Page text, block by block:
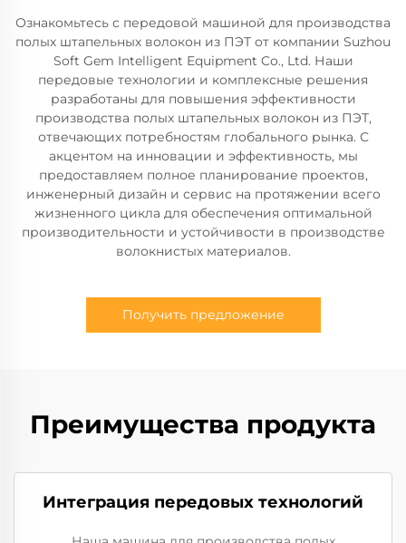
Ознакомьтесь с передовой машиной для производства
полых штапельных волокон из ПЭТ от компании Suzhou
Soft Gem Intelligent Equipment Co., Ltd. Наши
передовые технологии и комплексные решения
разработаны для повышения эффективности
производства полых штапельных волокон из ПЭТ,
отвечающих потребностям глобального рынка. С
акцентом на инновации и эффективность, мы
предоставляем полное планирование проектов,
инженерный дизайн и сервис на протяжении всего
жизненного цикла для обеспечения оптимальной
производительности и устойчивости в производстве
волокнистых материалов.
Получить предложение
Преимущества продукта
Интеграция передовых технологий